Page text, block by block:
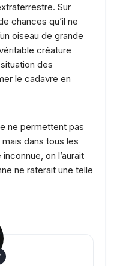
Sur
chances qu’il ne
oiseau de grande
créature
des
le cadavre en
ne permettent pas
mais dans tous les
inconnue, on l’aurait
ne raterait une telle